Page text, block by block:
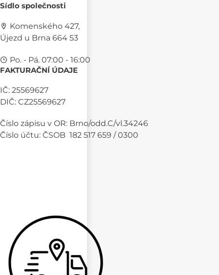
Sídlo společnosti
Komenského 427,
Újezd u Brna 664 53
Po. - Pá. 07:00 - 16:00
FAKTURAČNÍ ÚDAJE
IČ: 25569627
DIČ: CZ25569627
Číslo zápisu v OR: Brno/odd.C/vl.34246
Číslo účtu: ČSOB 182 517 659 / 0300